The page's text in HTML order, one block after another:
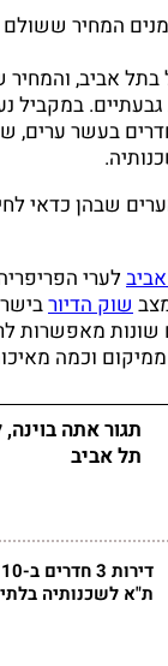
גבעתיים.
בעשר
שבהן כדאי
לערי
שוק הדיור
מאפשרות
וכמה
תגור אתה
תל אביב
ת"א לשכנותיה